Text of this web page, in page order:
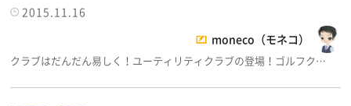
2015.11.16
moneco（モネコ）
クラブはだんだん易しく！ユーティリティクラブの登場！ゴルフク…